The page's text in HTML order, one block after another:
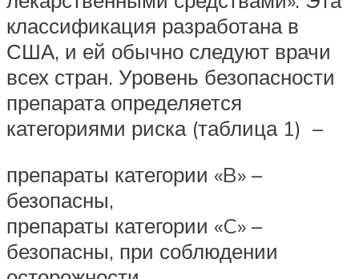
классификация разработана в
США, и ей обычно следуют врачи
всех стран. Уровень безопасности
препарата определяется
категориями риска (таблица 1) –
препараты категории «B» –
безопасны,
препараты категории «C» –
безопасны, при соблюдении